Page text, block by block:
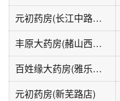
元初药房(长江中路分店)
丰原大药房(赭山西路店)
百姓缘大药房(雅乐苑南区店)
元初药房(新芜路店)